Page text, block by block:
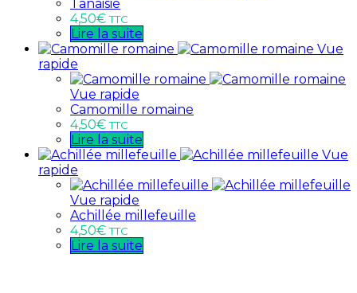
Tanaisie
4,50€ TTC
Lire la suite
Vue
rapide
Vue rapide
Camomille romaine
4,50€ TTC
Lire la suite
Vue
rapide
Vue rapide
Achillée millefeuille
4,50€ TTC
Lire la suite